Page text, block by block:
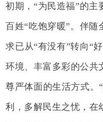
初期，“为民造福”的
百姓“吃饱穿暖”。伴
求已从“有没有”转向“
环境、丰富多彩的公共
尊严体面的生活方式。
利，多解民生之忧，在